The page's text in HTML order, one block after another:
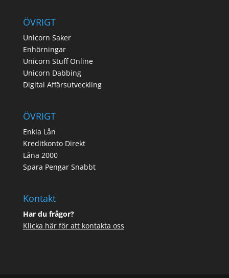
ÖVRIGT
Unicorn Saker
Enhörningar
Unicorn Stuff Online
Unicorn Dabbing
Digital Affärsutveckling
ÖVRIGT
Enkla Lån
Kreditkonto Direkt
Låna 2000
Spara Pengar Snabbt
Kontakt
Har du frågor?
Klicka här för att kontakta oss